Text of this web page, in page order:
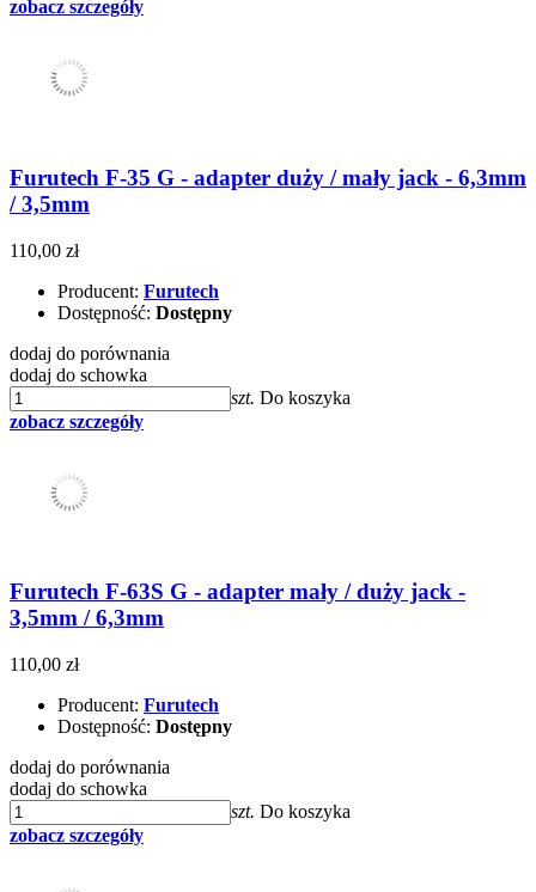
zobacz szczegóły
Furutech F-35 G - adapter duży / mały jack - 6,3mm
/ 3,5mm
110,00 zł
Producent: Furutech
Dostępność: Dostępny
dodaj do porównania
dodaj do schowka
szt. Do koszyka
zobacz szczegóły
Furutech F-63S G - adapter mały / duży jack -
3,5mm / 6,3mm
110,00 zł
Producent: Furutech
Dostępność: Dostępny
dodaj do porównania
dodaj do schowka
szt. Do koszyka
zobacz szczegóły